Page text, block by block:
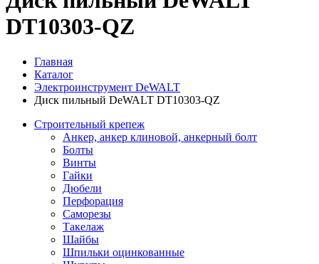
DT10303-QZ
Главная
Каталог
Электроинструмент DeWALT
Диск пильный DeWALT DT10303-QZ
Строительный крепеж
Анкер, анкер клиновой, анкерный болт
Болты
Винты
Гайки
Дюбели
Перфорация
Саморезы
Такелаж
Шайбы
Шпильки оцинкованные